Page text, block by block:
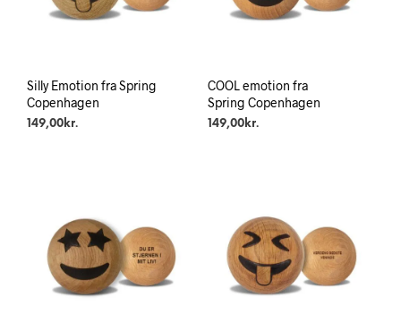
Silly Emotion fra Spring
Copenhagen
149,00 kr.
COOL emotion fra
Spring Copenhagen
149,00kr.